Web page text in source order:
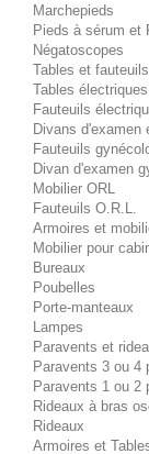
Marchepieds
Pieds à sérum et
Négatoscopes
Tables et
Tables
Fauteuils
Divans d'examen
Fauteuils
Divan d'examen
Mobilier ORL
Fauteuils O.R.L.
Armoires et
Mobilier pour
Bureaux
Poubelles
Porte-manteaux
Lampes
Paravents et
Paravents 3 ou 4
Paravents 1 ou 2
Rideaux à bras
Rideaux
Armoires et